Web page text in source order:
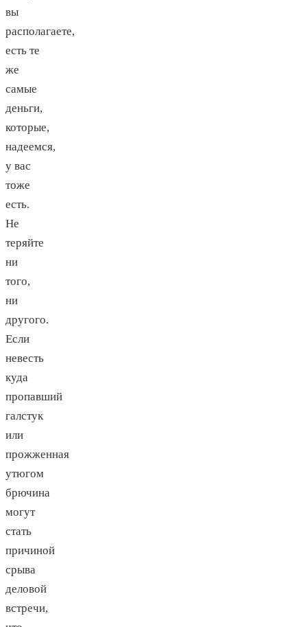
вы
располагаете,
есть те
же
самые
деньги,
которые,
надеемся,
у вас
тоже
есть.
Не
теряйте
ни
того,
ни
другого.
Если
невесть
куда
пропавший
галстук
или
прожженная
утюгом
брючина
могут
стать
причиной
срыва
деловой
встречи,